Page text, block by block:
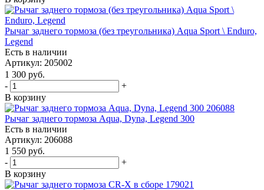
Рычаг заднего тормоза (без треугольника) Aqua Sport \ Enduro,
Legend
Есть в наличии
Артикул: 205002
1 300 руб.
-
+
В корзину
Рычаг заднего тормоза Aqua, Dyna, Legend 300
Есть в наличии
Артикул: 206088
1 550 руб.
-
+
В корзину